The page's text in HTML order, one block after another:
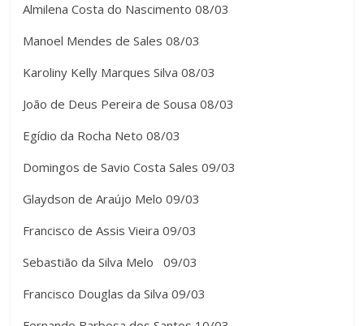
Almilena Costa do Nascimento 08/03
Manoel Mendes de Sales 08/03
Karoliny Kelly Marques Silva 08/03
João de Deus Pereira de Sousa 08/03
Egídio da Rocha Neto 08/03
Domingos de Savio Costa Sales 09/03
Glaydson de Araújo Melo 09/03
Francisco de Assis Vieira 09/03
Sebastião da Silva Melo 09/03
Francisco Douglas da Silva 09/03